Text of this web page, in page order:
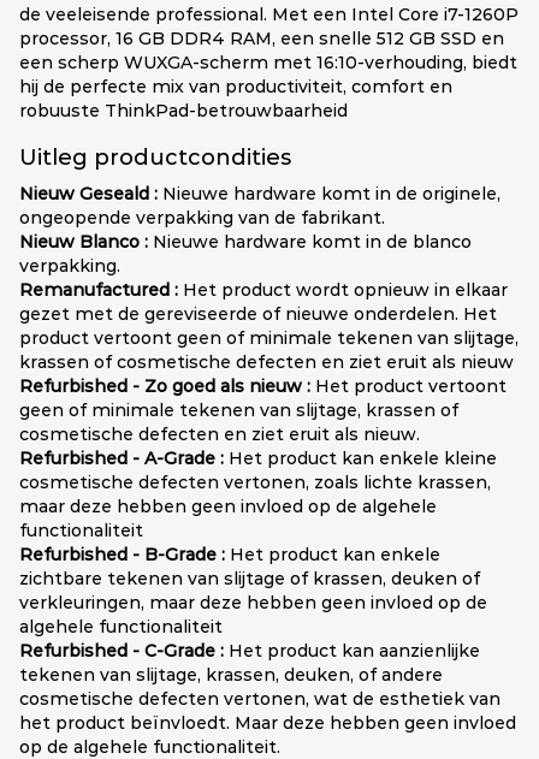
de veeleisende professional. Met een Intel Core i7-1260P
processor, 16 GB DDR4 RAM, een snelle 512 GB SSD en
een scherp WUXGA-scherm met 16:10-verhouding, biedt
hij de perfecte mix van productiviteit, comfort en
robuuste ThinkPad-betrouwbaarheid
Uitleg productcondities
Nieuw Geseald : Nieuwe hardware komt in de originele,
ongeopende verpakking van de fabrikant.
Nieuw Blanco : Nieuwe hardware komt in de blanco
verpakking.
Remanufactured : Het product wordt opnieuw in elkaar
gezet met de gereviseerde of nieuwe onderdelen. Het
product vertoont geen of minimale tekenen van slijtage,
krassen of cosmetische defecten en ziet eruit als nieuw
Refurbished - Zo goed als nieuw : Het product vertoont
geen of minimale tekenen van slijtage, krassen of
cosmetische defecten en ziet eruit als nieuw.
Refurbished - A-Grade : Het product kan enkele kleine
cosmetische defecten vertonen, zoals lichte krassen,
maar deze hebben geen invloed op de algehele
functionaliteit
Refurbished - B-Grade : Het product kan enkele
zichtbare tekenen van slijtage of krassen, deuken of
verkleuringen, maar deze hebben geen invloed op de
algehele functionaliteit
Refurbished - C-Grade : Het product kan aanzienlijke
tekenen van slijtage, krassen, deuken, of andere
cosmetische defecten vertonen, wat de esthetiek van
het product beïnvloedt. Maar deze hebben geen invloed
op de algehele functionaliteit.